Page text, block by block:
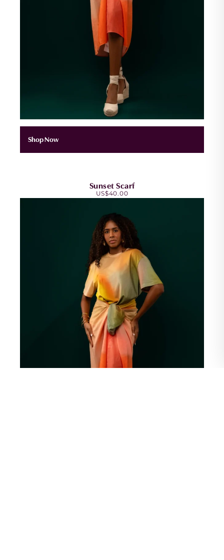
Shop Now
Sunset Scarf
US$40.00